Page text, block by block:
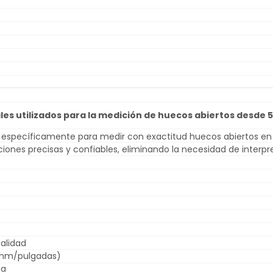
utilizados para la medición de huecos abiertos desde 5
para medir con exactitud huecos abiertos en
precisas y confiables, eliminando la necesidad de
pulgadas)